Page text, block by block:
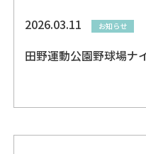
2026.03.11 お知らせ
田野運動公園野球場ナ